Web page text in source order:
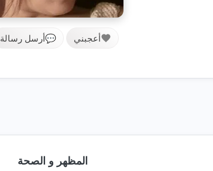
أعجبني 💬أرسل رسالة
المظهر و الصحة